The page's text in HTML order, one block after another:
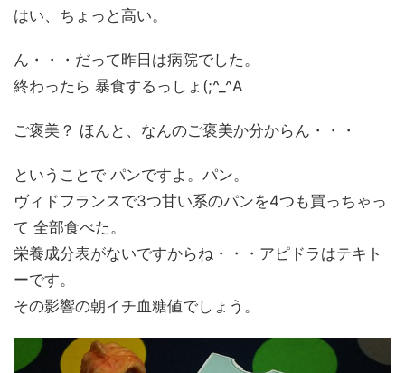
はい、ちょっと高い。
ん・・・だって昨日は病院でした。
終わったら 暴食するっしょ(;^_^A
ご褒美？ ほんと、なんのご褒美か分からん・・・
ということで パンですよ。パン。
ヴィドフランスで3つ甘い系のパンを4つも買っちゃっ
て 全部食べた。
栄養成分表がないですからね・・・アピドラはテキト
ーです。
その影響の朝イチ血糖値でしょう。